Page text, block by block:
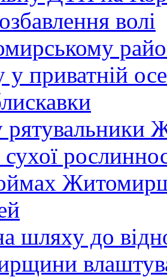
волі
приватній
рятувальники
шляху до